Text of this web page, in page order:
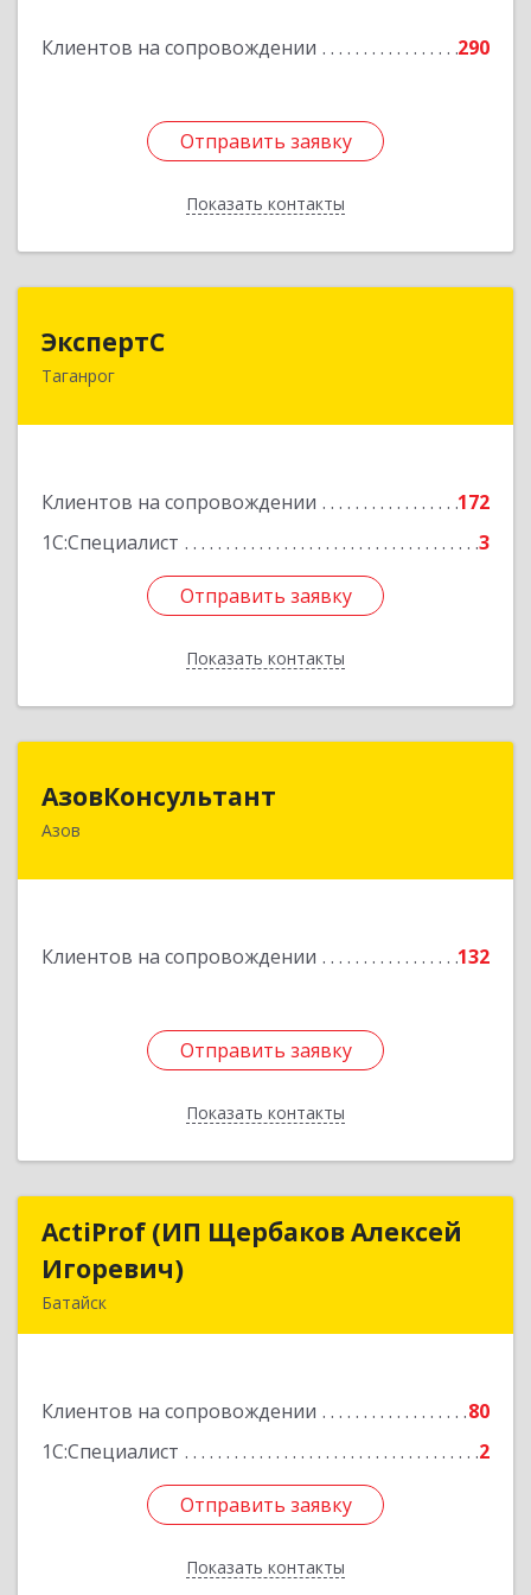
Клиентов на сопровождении 290
Отправить заявку
Показать контакты
Отправить заявку
Назад
ЭкспертС
Таганрог
Клиентов на сопровождении
172
1С:Специалист
3
Отправить заявку
Показать контакты
Отправить заявку
Назад
АзовКонсультант
Азов
Клиентов на сопровождении 132
Отправить заявку
Показать контакты
346780, Ростовская обл, Азов г, Петровский б-р,
Отправить заявку
Назад
ActiProf (ИП Щербаков Алексей
Игоревич)
Батайск
Клиентов на сопровождении
80
1С:Специалист
2
Отправить заявку
Показать контакты
ActiProf (ИП Щербаков Алексей
Подробнее
Отправить заявку
Назад